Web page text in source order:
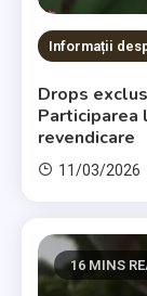
Informații
Drops
Participarea
revendicare
11/03/2026
16 MINS